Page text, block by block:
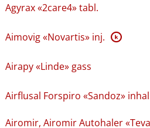
Agyrax «2care4» tabl.
Aimovig «Novartis» inj. K
Airapy «Linde» gass
Airflusal Forspiro «Sandoz»
Airomir, Airomir Autohaler